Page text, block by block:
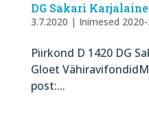
DG Sakari
3.7.2020 | Inimesed 2020-
Piirkond D 1420 DG
Gloet
post:...